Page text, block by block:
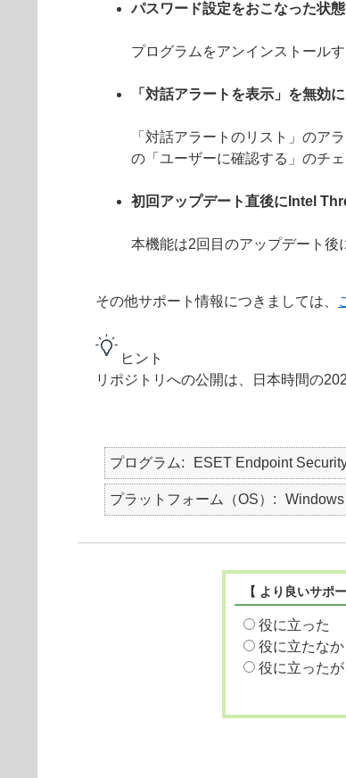
パスワード設定をおこなった状
プログラムをアンインストール
「対話アラートを表示」を無効
「対話アラートのリスト」のア
の「ユーザーに確認する」のチ
初回アップデート直後にIntel
本機能は2回目のアップデート後
その他サポート情報につきましては、
ヒント
リポジトリへの公開は、日本時間の
プログラム ESET Endpoint
プラットフォーム（OS） Windows
【 より良いサポ
役に立った
役に立たなか
役に立った